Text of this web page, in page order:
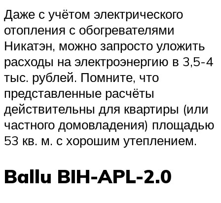
Даже с учётом электрического
отопления с обогревателями
Никатэн, можно запросто уложить
расходы на электроэнергию в 3,5-4
тыс. рублей. Помните, что
представленные расчёты
действительны для квартиры (или
частного домовладения) площадью
53 кв. м. с хорошим утеплением.
Ballu BIH-APL-2.0